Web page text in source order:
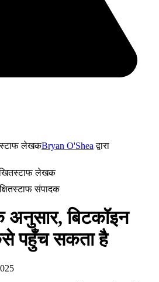
स्टाफ लेखकBryan O'Shea द्वारा
स्टाफ लेखक
स्टाफ संपादक
अनुसार, बिटकॉइन
पहुँच सकता है